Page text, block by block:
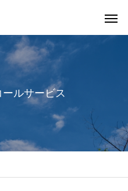
ルサービス